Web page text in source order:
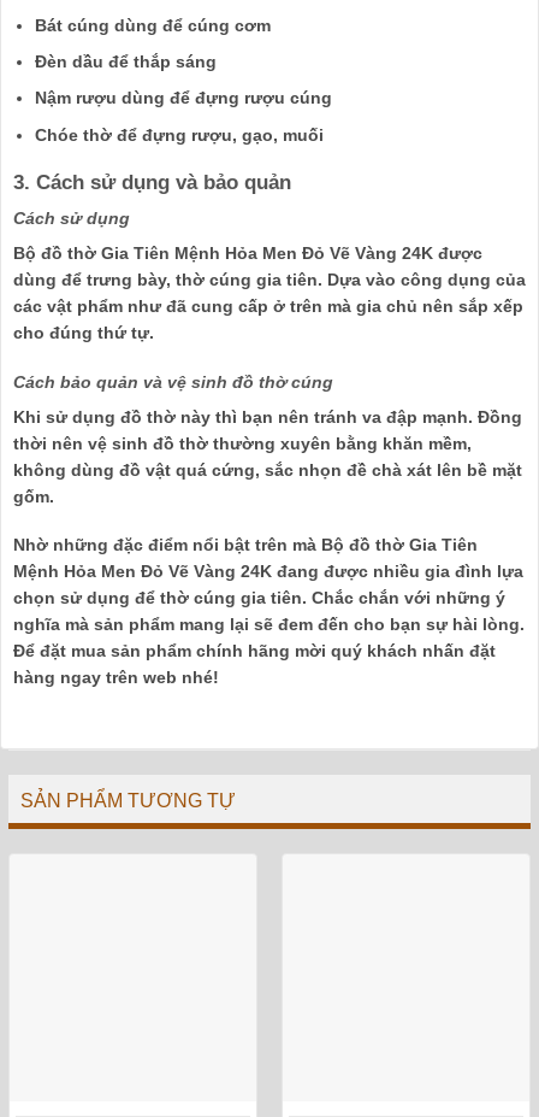
Bát cúng dùng để cúng cơm
Đèn dầu để thắp sáng
Nậm rượu dùng để đựng rượu cúng
Chóe thờ để đựng rượu, gạo, muối
3. Cách sử dụng và bảo quản
Cách sử dụng
Bộ đồ thờ Gia Tiên Mệnh Hỏa Men Đỏ Vẽ Vàng 24K được
dùng để trưng bày, thờ cúng gia tiên. Dựa vào công dụng của
các vật phẩm như đã cung cấp ở trên mà gia chủ nên sắp xếp
cho đúng thứ tự.
Cách bảo quản và vệ sinh đồ thờ cúng
Khi sử dụng đồ thờ này thì bạn nên tránh va đập mạnh. Đồng
thời nên vệ sinh đồ thờ thường xuyên bằng khăn mềm,
không dùng đồ vật quá cứng, sắc nhọn đề chà xát lên bề mặt
gốm.
Nhờ những đặc điểm nổi bật trên mà Bộ đồ thờ Gia Tiên
Mệnh Hỏa Men Đỏ Vẽ Vàng 24K đang được nhiều gia đình lựa
chọn sử dụng để thờ cúng gia tiên. Chắc chắn với những ý
nghĩa mà sản phẩm mang lại sẽ đem đến cho bạn sự hài lòng.
Để đặt mua sản phẩm chính hãng mời quý khách nhấn đặt
hàng ngay trên web nhé!
SẢN PHẨM TƯƠNG TỰ